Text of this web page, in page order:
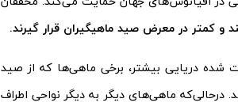
و کمتر در معرض صید ماهیگیران قرار گیرند.
شده دریایی بیشتر، برخی ماهی‌ها که از صید
درحالی‌که ماهی‌های دیگر به دیگر نواحی اطراف